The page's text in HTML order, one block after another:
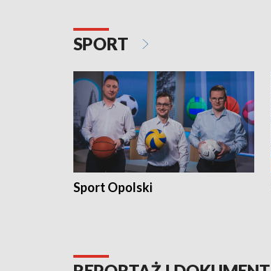
SPORT
Sport Opolski